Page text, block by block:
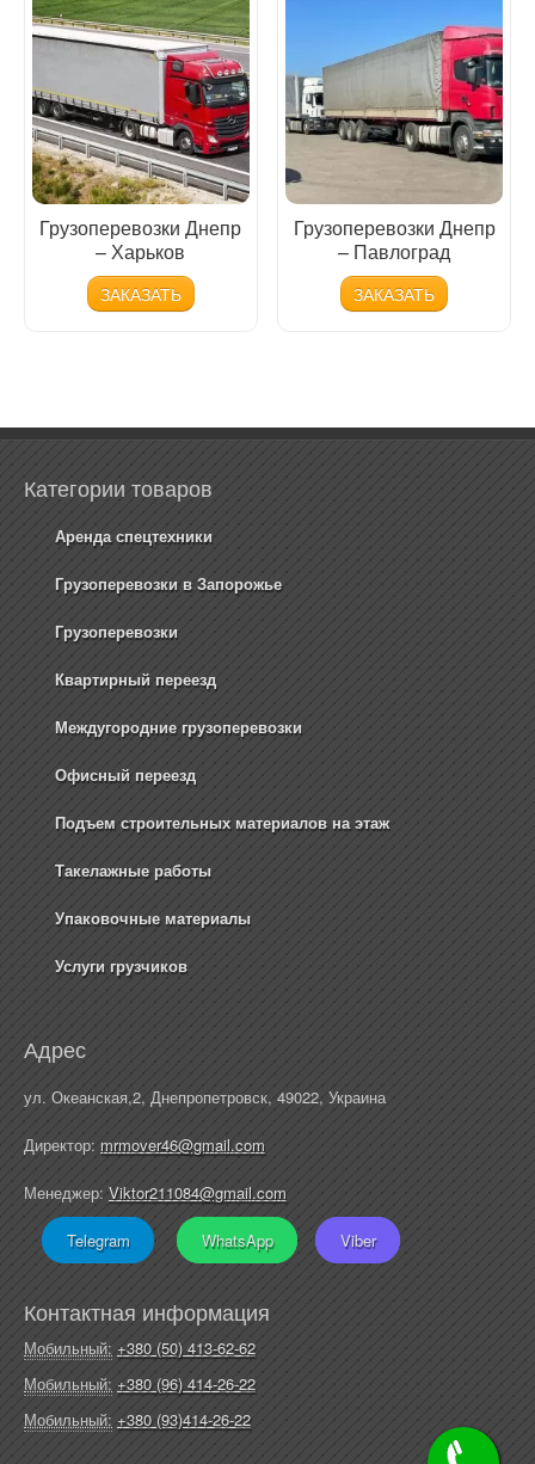
Грузоперевозки Днепр
– Харьков
ЗАКАЗАТЬ
Грузоперевозки Днепр
– Павлоград
ЗАКАЗАТЬ
Категории товаров
Аренда спецтехники
Грузоперевозки в Запорожье
Грузоперевозки
Квартирный переезд
Междугородние грузоперевозки
Офисный переезд
Подъем строительных материалов на этаж
Такелажные работы
Упаковочные материалы
Услуги грузчиков
Адрес
ул. Океанская,2, Днепропетровск, 49022, Украина
Директор: mrmover46@gmail.com
Менеджер: Viktor211084@gmail.com
Telegram WhatsApp Viber
Контактная информация
Мобильный: +380 (50) 413-62-62
Мобильный: +380 (96) 414-26-22
Мобильный: +380 (93)414-26-22